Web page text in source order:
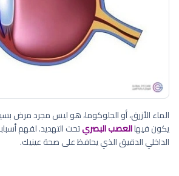
الماء الأزرق، أو الجلوكوما، هو ليس مجرد مرض
يكون فيهاالعصب البصريتحت التهديد. لفهم
الداخلي الدقيق الذي يحافظ على صحة عينيك.